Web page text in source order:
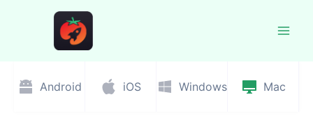
Android iOS Windows Mac